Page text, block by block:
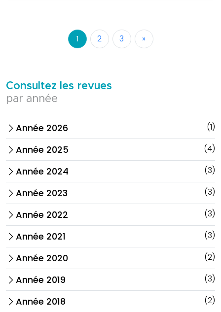
1 2 3 »
Consultez les revues
par année
arrow_forward_ios Année 2026 (1)
arrow_forward_ios Année 2025 (4)
arrow_forward_ios Année 2024 (3)
arrow_forward_ios Année 2023 (3)
arrow_forward_ios Année 2022 (3)
arrow_forward_ios Année 2021 (3)
arrow_forward_ios Année 2020 (2)
arrow_forward_ios Année 2019 (3)
arrow_forward_ios Année 2018 (2)